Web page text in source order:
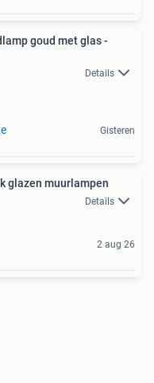
goud met glas -
Details
Gisteren
glazen muurlampen
Details
2 aug 26